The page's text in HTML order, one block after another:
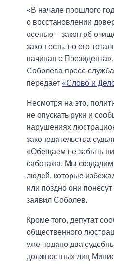
«В начале прошлого
о восстановлении
осенью – закон об
закон есть, но его
начиная с
Соболева пресс-
передает «Слово и
Несмотря на это,
не опускать руки и
нарушениях
законодательства
«Обещаем не забыть ни
саботажа. Мы создадим
людей, которые
или поздно они понесут
заявил Соболев.
Кроме того, депутат
общественного
уже подано два
должностных лиц